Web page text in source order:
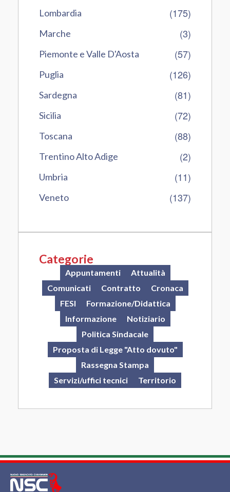
Lombardia (175)
Marche (3)
Piemonte e Valle D'Aosta (57)
Puglia (126)
Sardegna (81)
Sicilia (72)
Toscana (88)
Trentino Alto Adige (2)
Umbria (11)
Veneto (137)
Categorie
Appuntamenti
Attualità
Comunicati
Contratto
Cronaca
FESI
Formazione/Didattica
Informazione
Notiziario
Politica Sindacale
Proposta di Legge "Atto dovuto"
Rassegna Stampa
Servizi/uffici tecnici
Territorio